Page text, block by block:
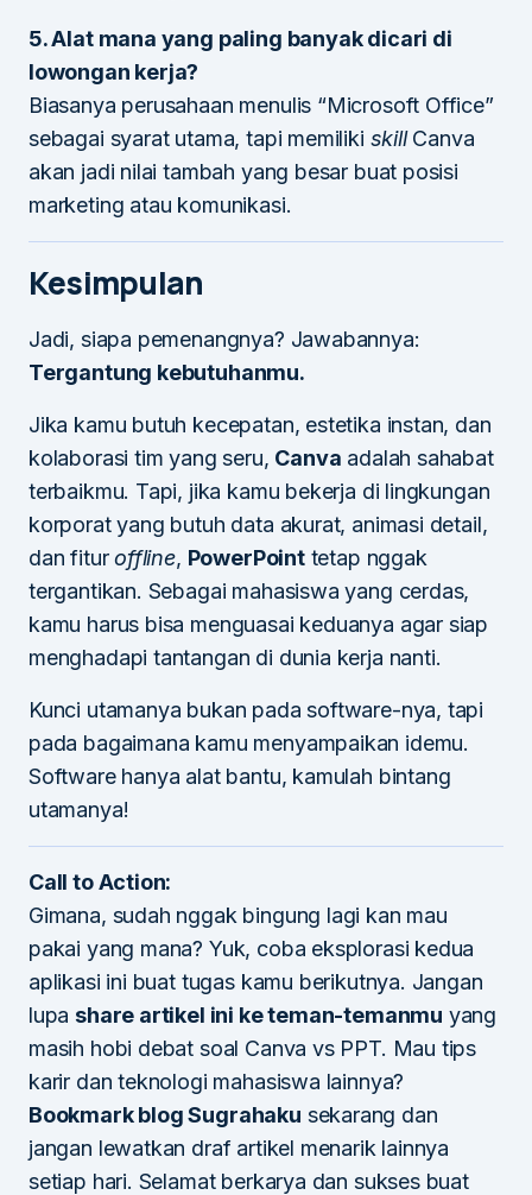
5. Alat mana yang paling banyak dicari di
lowongan kerja?
Biasanya perusahaan menulis “Microsoft Office”
sebagai syarat utama, tapi memiliki skillCanva
akan jadi nilai tambah yang besar buat posisi
marketing atau komunikasi.
Kesimpulan
Jadi, siapa pemenangnya? Jawabannya:
Tergantung kebutuhanmu.
Jika kamu butuh kecepatan, estetika instan, dan
kolaborasi tim yang seru, Canva adalah sahabat
terbaikmu. Tapi, jika kamu bekerja di lingkungan
korporat yang butuh data akurat, animasi detail,
dan fituroffline, PowerPointtetap nggak
tergantikan. Sebagai mahasiswa yang cerdas,
kamu harus bisa menguasai keduanya agar siap
menghadapi tantangan di dunia kerja nanti.
Kunci utamanya bukan pada software-nya, tapi
pada bagaimana kamu menyampaikan idemu.
Software hanya alat bantu, kamulah bintang
utamanya!
Call to Action:
Gimana, sudah nggak bingung lagi kan mau
pakai yang mana? Yuk, coba eksplorasi kedua
aplikasi ini buat tugas kamu berikutnya. Jangan
lupashare artikel ini ke teman-temanmu yang
masih hobi debat soal Canva vs PPT. Mau tips
karir dan teknologi mahasiswa lainnya?
Bookmark blog Sugrahaku sekarang dan
jangan lewatkan draf artikel menarik lainnya
setiap hari. Selamat berkarya dan sukses buat